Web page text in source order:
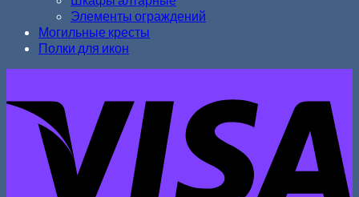
Элементы ограждений
Могильные кресты
Полки для икон